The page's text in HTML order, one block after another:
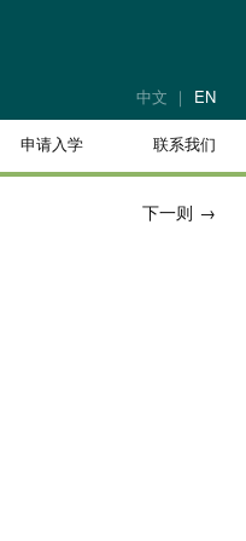
EN
中文
申请入学 联系我们
下一则 →